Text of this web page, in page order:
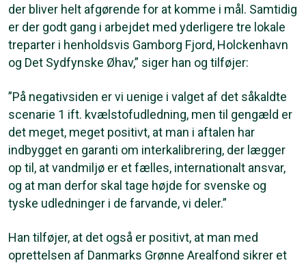
der bliver helt afgørende for at komme i mål. Samtidig
er der godt gang i arbejdet med yderligere tre lokale
treparter i henholdsvis Gamborg Fjord, Holckenhavn
og Det Sydfynske Øhav,” siger han og tilføjer:
”På negativsiden er vi uenige i valget af det såkaldte
scenarie 1 ift. kvælstofudledning, men til gengæld er
det meget, meget positivt, at man i aftalen har
indbygget en garanti om interkalibrering, der lægger
op til, at vandmiljø er et fælles, internationalt ansvar,
og at man derfor skal tage højde for svenske og
tyske udledninger i de farvande, vi deler.”
Han tilføjer, at det også er positivt, at man med
oprettelsen af Danmarks Grønne Arealfond sikrer et